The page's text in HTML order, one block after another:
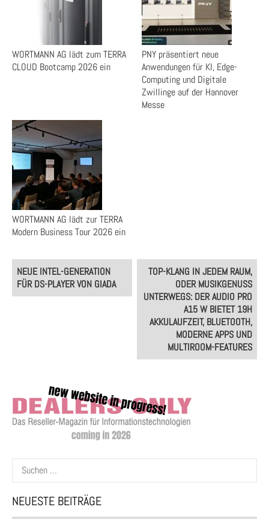
WORTMANN AG lädt zum TERRA
CLOUD Bootcamp 2026 ein
PNY präsentiert neue
Anwendungen für KI, Edge-
Computing und Digitale
Zwillinge auf der Hannover
Messe
WORTMANN AG lädt zur TERRA
Modern Business Tour 2026 ein
Post
navigation
NEUE INTEL-GENERATION
FÜR DS-PLAYER VON GIADA
TOP-KLANG IN JEDEM RAUM,
ODER MUSIKGENUSS
UNTERWEGS: DER AUDIO PRO
A15 W BIETET 19H
AKKULAUFZEIT, BLUETOOTH,
MODERNE APPS UND
MULTIROOM-FEATURES
Suchen
nach:
NEUESTE BEITRÄGE